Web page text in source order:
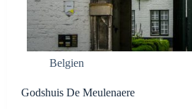
Belgien
Godshuis De Meulenaere